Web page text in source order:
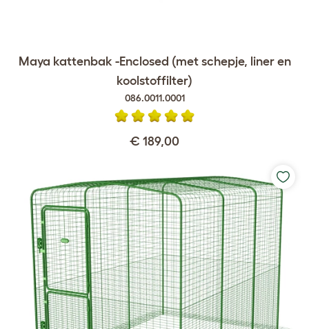
Maya kattenbak -Enclosed (met schepje, liner en
koolstoffilter)
086.0011.0001
€ 189,00